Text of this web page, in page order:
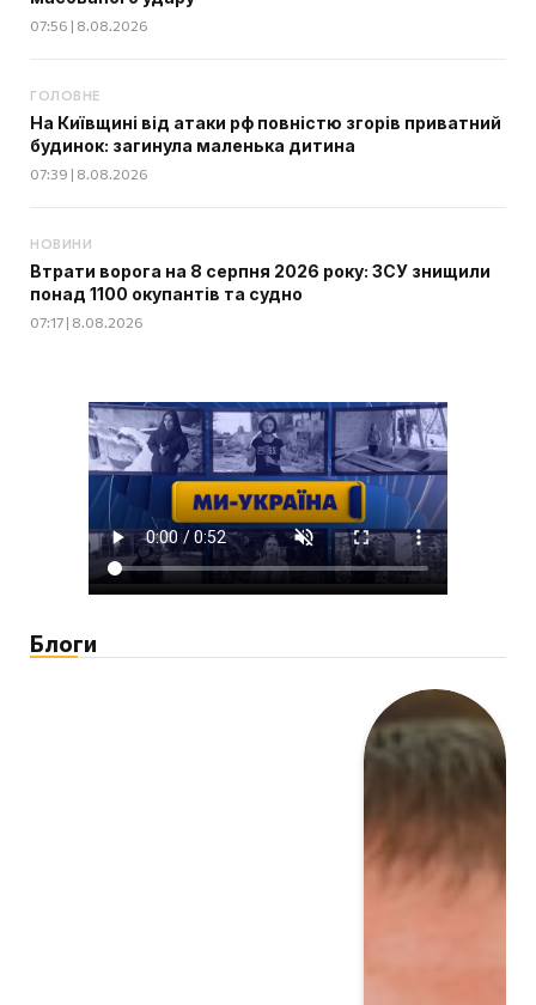
07:56 | 8.08.2026
ГОЛОВНЕ
На Київщині від атаки рф повністю згорів приватний
будинок: загинула маленька дитина
07:39 | 8.08.2026
НОВИНИ
Втрати ворога на 8 серпня 2026 року: ЗСУ знищили
понад 1100 окупантів та судно
07:17 | 8.08.2026
Блоги